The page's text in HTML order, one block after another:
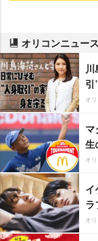
オリコンニュー
引
オ
マ
生
オ
イ
ラ
オ